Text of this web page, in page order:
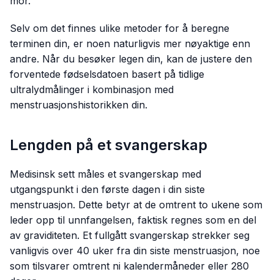
Selv om det finnes ulike metoder for å beregne
terminen din, er noen naturligvis mer nøyaktige enn
andre. Når du besøker legen din, kan de justere den
forventede fødselsdatoen basert på tidlige
ultralydmålinger i kombinasjon med
menstruasjonshistorikken din.
Lengden på et svangerskap
Medisinsk sett måles et svangerskap med
utgangspunkt i den første dagen i din siste
menstruasjon. Dette betyr at de omtrent to ukene som
leder opp til unnfangelsen, faktisk regnes som en del
av graviditeten. Et fullgått svangerskap strekker seg
vanligvis over 40 uker fra din siste menstruasjon, noe
som tilsvarer omtrent ni kalendermåneder eller 280